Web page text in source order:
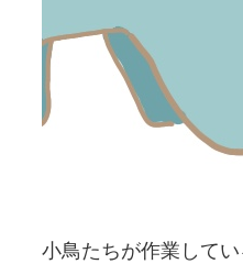
小鳥たちが作業して